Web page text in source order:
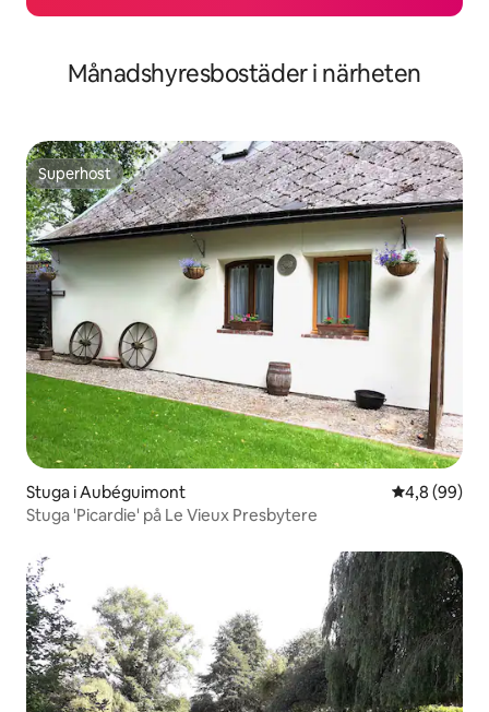
Månadshyresbostäder i närheten
Superhost
Superhost
Stuga i Aubéguimont 4,8 av 5 i
4,8 (99)
Stuga 'Picardie' på Le Vieux Presbytere